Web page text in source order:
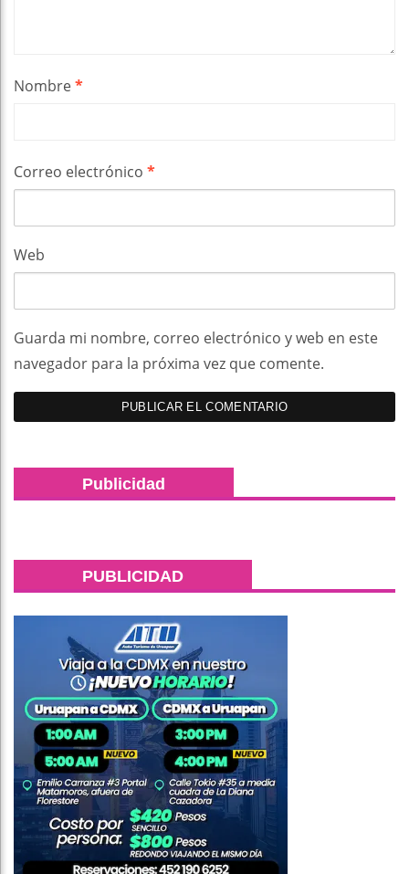
Nombre*
Correo electrónico *
Web
Guarda mi nombre, correo electrónico y web en este
navegador para la próxima vez que comente.
Publicidad
PUBLICIDAD